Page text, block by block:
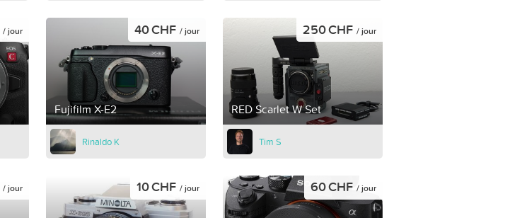
/ jour
Fujifilm X-E2
40 CHF / jour
Rinaldo K
RED Scarlet W Set
250 CHF / jour
Tim S
/ jour 10 CHF / jour 60 CHF / jour